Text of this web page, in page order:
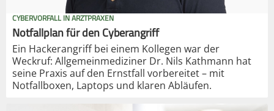
CYBERVORFALL IN ARZTPRAXEN
Notfallplan für den Cyberangriff
Ein Hackerangriff bei einem Kollegen war der
Weckruf: Allgemeinmediziner Dr. Nils Kathmann hat
seine Praxis auf den Ernstfall vorbereitet – mit
Notfallboxen, Laptops und klaren Abläufen.